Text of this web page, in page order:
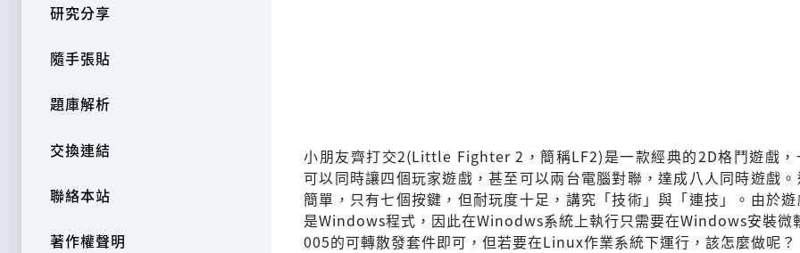
研究分享
隨手張貼
題庫解析
交換連結
聯絡本站
著作權聲明
小朋友齊打交2(Little Fighter 2，簡稱LF2)是一款經典的2D格鬥遊戲，
可以同時讓四個玩家遊戲，甚至可以兩台電腦對聯，達成八人同時遊戲
簡單，只有七個按鍵，但耐玩度十足，講究「技術」與「連技」。由於
是Windows程式，因此在Winodws系統上執行只需要在Windows安裝微
005的可轉散發套件即可，但若要在Linux作業系統下運行，該怎麼做呢？